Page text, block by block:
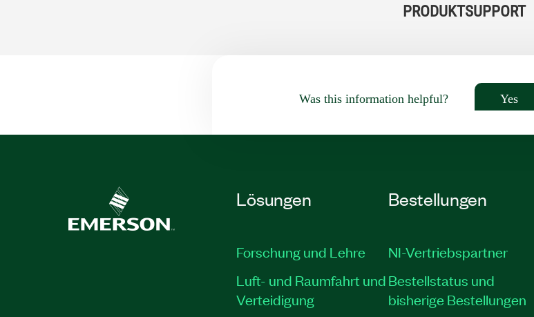
PRODUKTSUPPORT
Was this information helpful? Yes
Lösungen
Forschung und Lehre
Luft- und Raumfahrt und
Verteidigung
Bestellungen
NI-Vertriebspartner
Bestellstatus und
bisherige Bestellungen